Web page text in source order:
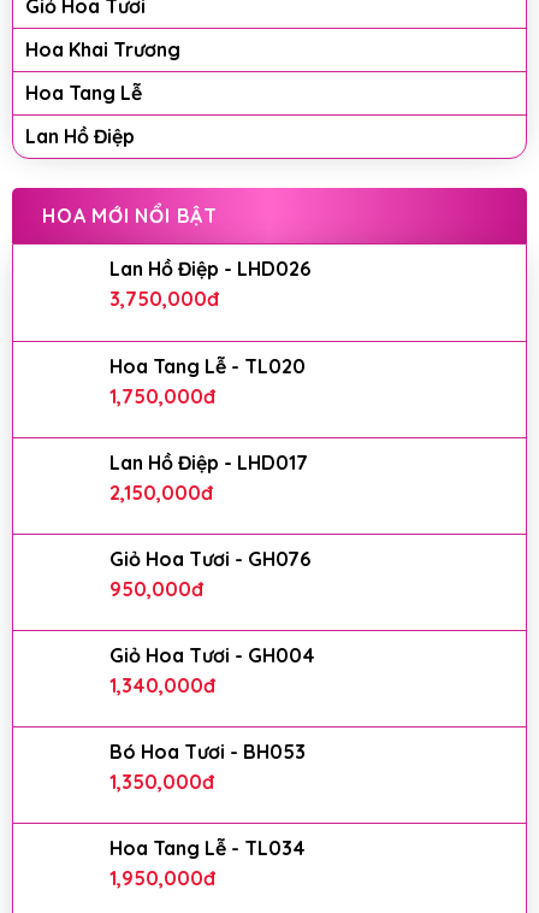
Giỏ Hoa Tươi
Hoa Khai Trương
Hoa Tang Lễ
Lan Hồ Điệp
HOA MỚI NỔI BẬT
Lan Hồ Điệp - LHD026
3,750,000đ
Hoa Tang Lễ - TL020
1,750,000đ
Lan Hồ Điệp - LHD017
2,150,000đ
Giỏ Hoa Tươi - GH076
950,000đ
Giỏ Hoa Tươi - GH004
1,340,000đ
Bó Hoa Tươi - BH053
1,350,000đ
Hoa Tang Lễ - TL034
1,950,000đ